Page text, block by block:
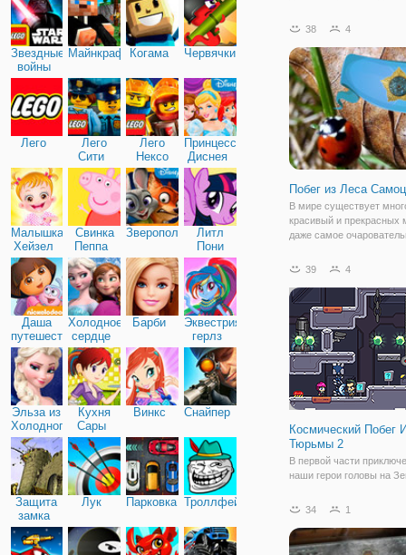
Звездные
войны
МайнкрафтКогама Червячки
Лего
Лего
Сити
Лего
Нексо
Найтс
Принцессы
Диснея
Малышка
Хейзел
Свинка
Пеппа
Зверополис
Литл
Пони
Дружба
Даша
путешественница
Холодное
сердце
Барби
Эквестрия
герлз
Эльза из
Холодного
сердца
Кухня
Сары
Винкс Снайпер
Защита
замка
Лук Парковка Троллфейс
графике, с довольно
заданиями. Суть
процесса заключается в
38 4
Побег из Леса
В мире существует
красивый и прекрасных
даже самое
превратиться в
Самоцветов", вы
волшебном и цветущем
39 4
Космический Побег
Тюрьмы 2
В первой части
наши герои головы на
Но их враги в космосе
прежде чем они могли
путешествовать на
34 1